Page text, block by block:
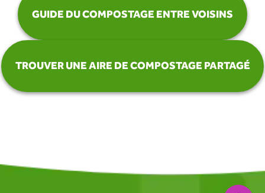
GUIDE DU COMPOSTAGE ENTRE VOISINS
TROUVER UNE AIRE DE COMPOSTAGE PARTAGÉ